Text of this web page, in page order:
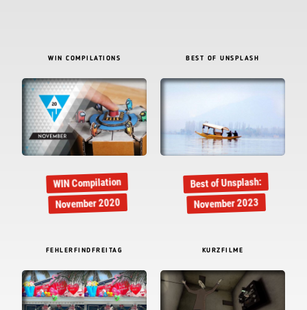
WIN COMPILATIONS
WIN Compilation
November 2020
BEST OF UNSPLASH
Best of Unsplash:
November 2023
FEHLERFINDFREITAG KURZFILME